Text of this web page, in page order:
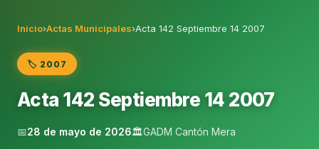
Inicio›Actas Municipales›Acta 142 Septiembre 14 2007
🏷️ 2007
Acta 142 Septiembre 14 2007
📅28 de mayo de 2026🏛️GADM Cantón Mera